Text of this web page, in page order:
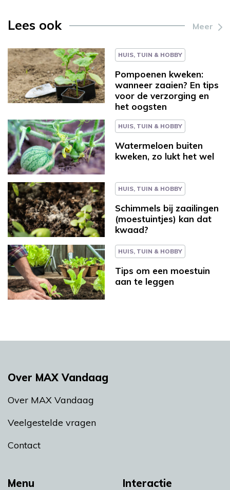
Lees ook Meer
HUIS, TUIN & HOBBY
Pompoenen kweken:
wanneer zaaien? En tips
voor de verzorging en
het oogsten
HUIS, TUIN & HOBBY
Watermeloen buiten
kweken, zo lukt het wel
HUIS, TUIN & HOBBY
Schimmels bij zaailingen
(moestuintjes) kan dat
kwaad?
HUIS, TUIN & HOBBY
Tips om een moestuin
aan te leggen
Menu Interactie
Over MAX Vandaag
Over MAX Vandaag
Veelgestelde vragen
Contact